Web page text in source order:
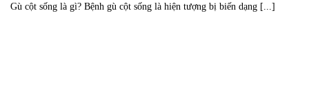
Gù cột sống là gì? Bệnh gù cột sống là hiện tượng bị biến dạng [...]